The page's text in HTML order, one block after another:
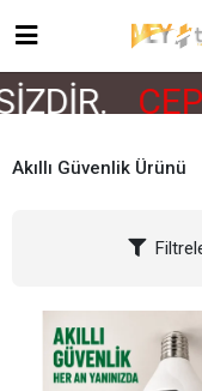
CEP
Akıllı Güvenlik Ürünü